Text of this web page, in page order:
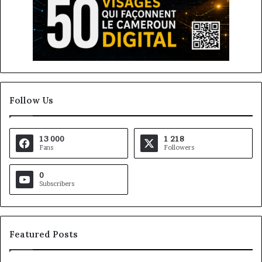
Follow Us
13 000
Fans
1 218
Followers
0
Subscribers
Featured Posts